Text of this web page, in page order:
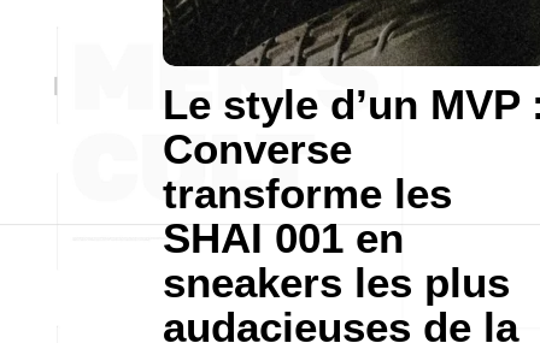
Le style d’un MVP
Converse
transforme les
SHAI 001 en
sneakers les plus
audacieuses de la